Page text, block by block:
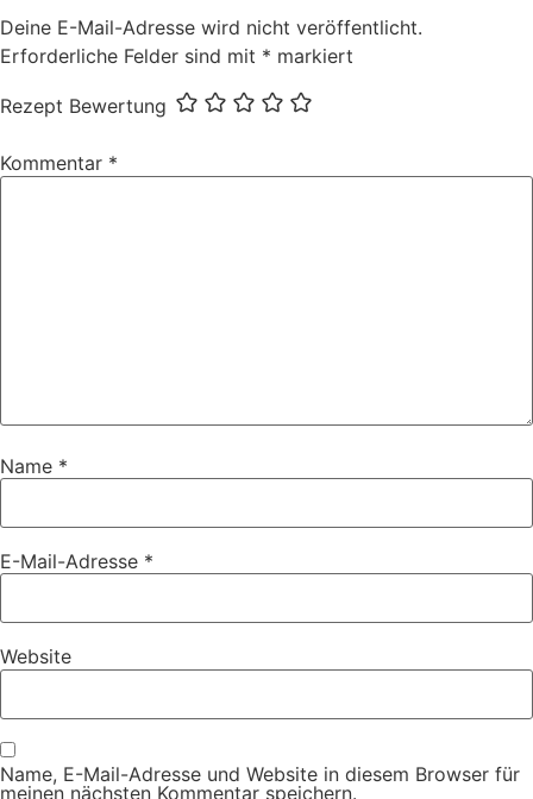
Deine E-Mail-Adresse wird nicht veröffentlicht.
Erforderliche Felder sind mit * markiert
Rezept Bewertung
Kommentar *
Name *
E-Mail-Adresse *
Website
Name, E-Mail-Adresse und Website in diesem Browser für
meinen nächsten Kommentar speichern.